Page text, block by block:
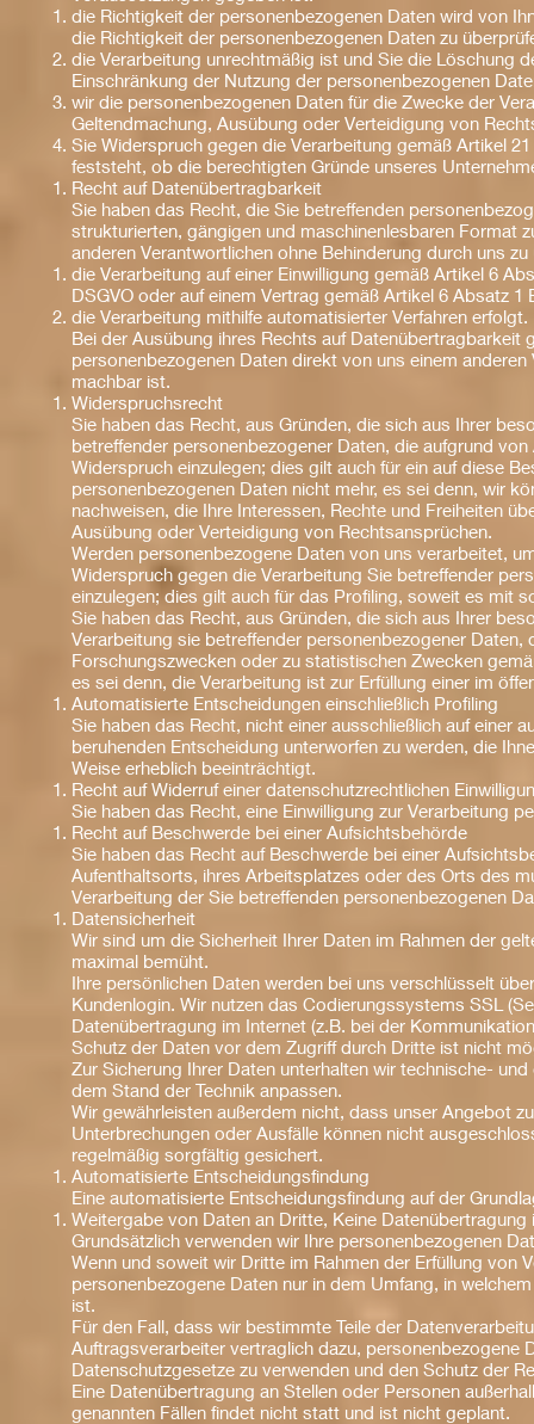
die Richtigkeit der personenbezogenen Daten wird von
die Richtigkeit der personenbezogenen Daten zu
die Verarbeitung unrechtmäßig ist und Sie die Löschung
Einschränkung der Nutzung der personenbezogenen
wir die personenbezogenen Daten für die Zwecke der
Geltendmachung, Ausübung oder Verteidigung von
Sie Widerspruch gegen die Verarbeitung gemäß Artikel
feststeht, ob die berechtigten Gründe unseres
Recht auf Datenübertragbarkeit
Sie haben das Recht, die Sie betreffenden
strukturierten, gängigen und maschinenlesbaren Format
anderen Verantwortlichen ohne Behinderung durch uns
die Verarbeitung auf einer Einwilligung gemäß Artikel 6
DSGVO oder auf einem Vertrag gemäß Artikel 6 Absatz
die Verarbeitung mithilfe automatisierter Verfahren erfolgt.
Bei der Ausübung ihres Rechts auf
personenbezogenen Daten direkt von uns einem
machbar ist.
Widerspruchsrecht
Sie haben das Recht, aus Gründen, die sich aus Ihrer
betreffender personenbezogener Daten, die aufgrund
Widerspruch einzulegen; dies gilt auch für ein auf diese
personenbezogenen Daten nicht mehr, es sei denn, wir
nachweisen, die Ihre Interessen, Rechte und Freiheiten
Ausübung oder Verteidigung von Rechtsansprüchen.
Werden personenbezogene Daten von uns verarbeitet,
Widerspruch gegen die Verarbeitung Sie betreffender
einzulegen; dies gilt auch für das Profiling, soweit es mit
Sie haben das Recht, aus Gründen, die sich aus Ihrer
Verarbeitung sie betreffender personenbezogener
Forschungszwecken oder zu statistischen Zwecken
es sei denn, die Verarbeitung ist zur Erfüllung einer im
Automatisierte Entscheidungen einschließlich Profiling
Sie haben das Recht, nicht einer ausschließlich auf einer
beruhenden Entscheidung unterworfen zu werden, die
Weise erheblich beeinträchtigt.
Recht auf Widerruf einer datenschutzrechtlichen
Sie haben das Recht, eine Einwilligung zur Verarbeitung
Recht auf Beschwerde bei einer Aufsichtsbehörde
Sie haben das Recht auf Beschwerde bei einer
Aufenthaltsorts, ihres Arbeitsplatzes oder des Orts des
Verarbeitung der Sie betreffenden personenbezogenen
Datensicherheit
Wir sind um die Sicherheit Ihrer Daten im Rahmen der
maximal bemüht.
Ihre persönlichen Daten werden bei uns verschlüsselt
Kundenlogin. Wir nutzen das Codierungssystems SSL
Datenübertragung im Internet (z.B. bei der
Schutz der Daten vor dem Zugriff durch Dritte ist nicht
Zur Sicherung Ihrer Daten unterhalten wir technische-
dem Stand der Technik anpassen.
Wir gewährleisten außerdem nicht, dass unser Angebot
Unterbrechungen oder Ausfälle können nicht
regelmäßig sorgfältig gesichert.
Automatisierte Entscheidungsfindung
Eine automatisierte Entscheidungsfindung auf der
Weitergabe von Daten an Dritte, Keine
Grundsätzlich verwenden wir Ihre personenbezogenen
Wenn und soweit wir Dritte im Rahmen der Erfüllung von
personenbezogene Daten nur in dem Umfang, in
ist.
Für den Fall, dass wir bestimmte Teile der
Auftragsverarbeiter vertraglich dazu, personenbezogene
Datenschutzgesetze zu verwenden und den Schutz der
Eine Datenübertragung an Stellen oder Personen
genannten Fällen findet nicht statt und ist nicht geplant.